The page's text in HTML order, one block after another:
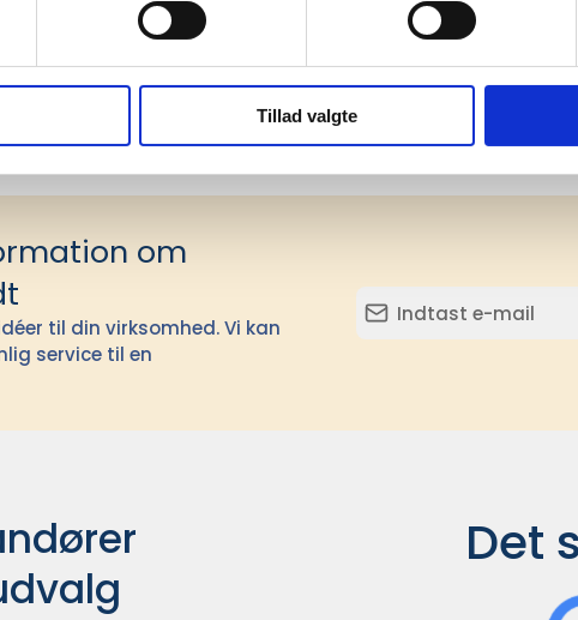
Tillad valgte
om
til din virksomhed. Vi kan
service til en
Det